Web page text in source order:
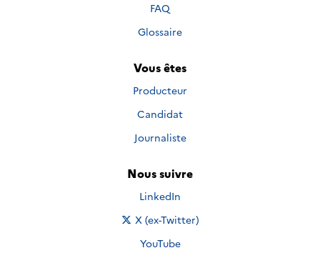
FAQ
Glossaire
Vous êtes
Producteur
Candidat
Journaliste
Nous suivre
Nous suivre sur
LinkedIn
Nous suivre sur
X (ex-Twitter)
Nous suivre sur
YouTube